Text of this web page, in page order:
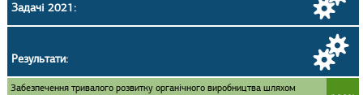
Задачі 2021:
Результати:
Забезпечення тривалого розвитку органічного виробництва шляхом